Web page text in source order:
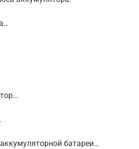
батареи…